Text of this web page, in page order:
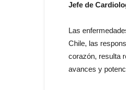
Jefe de
Las
Chile, las
corazón, resulta
avances y